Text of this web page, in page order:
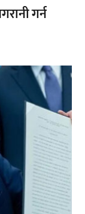
गर्न